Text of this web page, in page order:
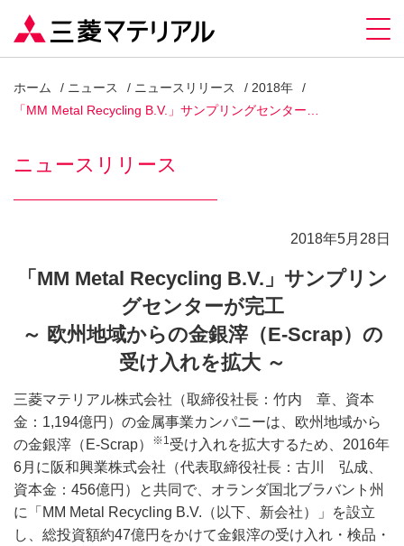
ホーム ニュース ニュースリリース
2018年
「MM Metal Recycling B.V.」サンプリングセンター…
ニュースリリース
2018年5月28日
「MM Metal Recycling B.V.」サンプリン
グセンターが完工
～ 欧州地域からの金銀滓（E-Scrap）の
受け入れを拡大 ～
三菱マテリアル株式会社（取締役社長：竹内 章、資本
金：1,194億円）の金属事業カンパニーは、欧州地域から
の金銀滓（E-Scrap）
※1受け入れを拡大するため、2016年
6月に阪和興業株式会社（代表取締役社長：古川 弘成、
資本金：456億円）と共同で、オランダ国北ブラバント州
に「MM Metal Recycling B.V.（以下、新会社）」を設立
し、総投資額約47億円をかけて金銀滓の受け入れ・検品・